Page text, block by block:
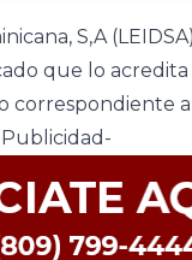
S,A
que lo